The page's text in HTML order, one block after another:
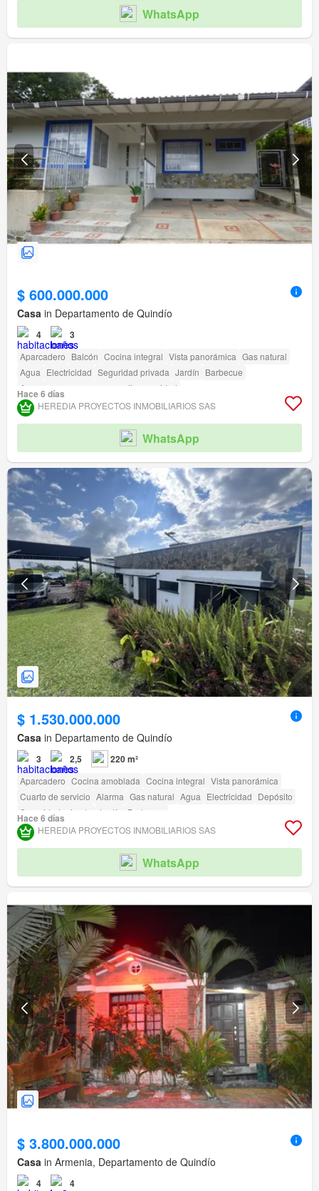
WhatsApp
$ 600.000.000
Casa in Departamento de Quindío
4 3
Aparcadero Balcón Cocina integral Vista panorámica Gas natural
Agua Electricidad Seguridad privada Jardín Barbecue
Acceso para personas con discapacidad
Hace 6 días
HEREDIA PROYECTOS INMOBILIARIOS SAS
WhatsApp
$ 1.530.000.000
Casa in Departamento de Quindío
3 2,5 220 m²
Aparcadero Cocina amoblada Cocina integral Vista panorámica
Cuarto de servicio Alarma Gas natural Agua Electricidad Depósito
Seguridad privada
Jardín
Barbecue
Acceso para personas con discapacidad
Hace 6 días
HEREDIA PROYECTOS INMOBILIARIOS SAS
WhatsApp
$ 3.800.000.000
Casa in Armenia, Departamento de Quindío
4 4